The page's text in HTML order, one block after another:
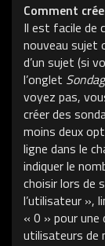
Comment
Il est facile de
nouveau sujet
d’un sujet (si
l’onglet
voyez pas,
créer des
moins deux
ligne dans le
indiquer le
choisir lors de
l’utilisateur »,
« 0 » pour
utilisateurs de